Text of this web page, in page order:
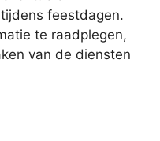
feestdagen.
te raadplegen,
van de diensten